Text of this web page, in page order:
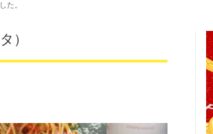
た。
）